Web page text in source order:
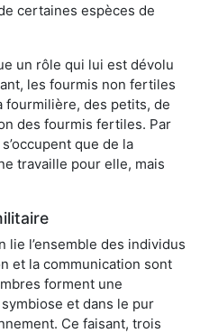
certaines espèces de
un rôle qui lui est dévolu
les fourmis non fertiles
fourmilière, des petits, de
des fourmis fertiles. Par
que de la
travaille pour elle, mais
lie l’ensemble des individus
et la communication sont
forment une
et dans le pur
Ce faisant, trois